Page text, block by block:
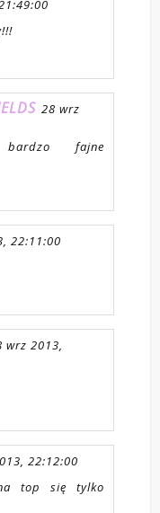
28 wrz
fajne
22:11:00
wrz 2013,
22:12:00
top się tylko